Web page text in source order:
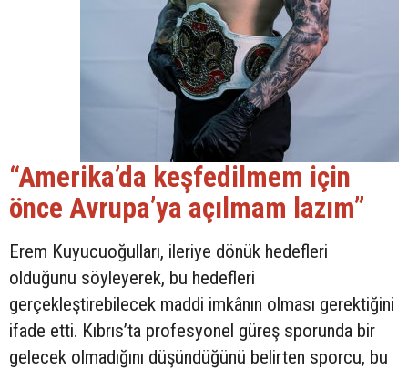
“Amerika’da keşfedilmem için
önce Avrupa’ya açılmam lazım”
Erem Kuyucuoğulları, ileriye dönük hedefleri
olduğunu söyleyerek, bu hedefleri
gerçekleştirebilecek maddi imkânın olması gerektiğini
ifade etti. Kıbrıs’ta profesyonel güreş sporunda bir
gelecek olmadığını düşündüğünü belirten sporcu, bu